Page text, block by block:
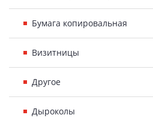
Бумага копировальная
Визитницы
Другое
Дыроколы